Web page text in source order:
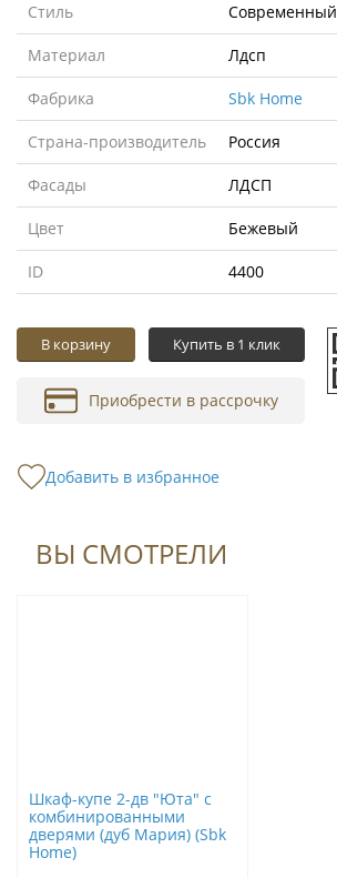
Стиль Современный
Материал Лдсп
Фабрика Sbk Home
Страна-производитель Россия
Фасады ЛДСП
Цвет Бежевый
ID 4400
В корзину Купить в 1 клик
Приобрести в рассрочку
Добавить в избранное
ВЫ СМОТРЕЛИ
Шкаф-купе 2-дв "Юта" с
комбинированными
дверями (дуб Мария) (Sbk
Home)